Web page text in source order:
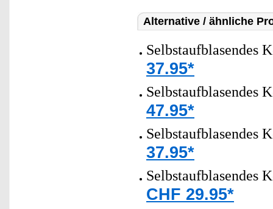
Alternative / ähnliche
Selbstaufblasendes
37.95*
Selbstaufblasendes
47.95*
Selbstaufblasendes
37.95*
Selbstaufblasendes
CHF 29.95*